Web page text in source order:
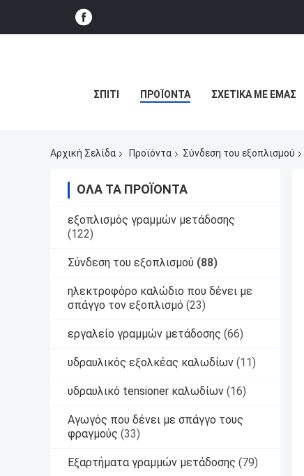
ΣΠΊΤΙ ΠΡΟΪΌΝΤΑ ΣΧΕΤΙΚΆ ΜΕ ΕΜΆΣ
Αρχική Σελίδα Προϊόντα Σύνδεση του εξοπλισμού
ΌΛΑ ΤΑ ΠΡΟΪΌΝΤΑ
εξοπλισμός γραμμών μετάδοσης
(122)
Σύνδεση του εξοπλισμού (88)
ηλεκτροφόρο καλώδιο που δένει με
σπάγγο τον εξοπλισμό (23)
εργαλείο γραμμών μετάδοσης (66)
υδραυλικός εξολκέας καλωδίων (11)
υδραυλικό tensioner καλωδίων (16)
Αγωγός που δένει με σπάγγο τους
φραγμούς (33)
Εξαρτήματα γραμμών μετάδοσης (79)